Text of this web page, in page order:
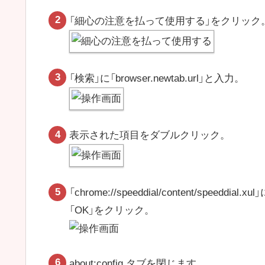
「細心の注意を払って使用する」をクリック。
「検索」に「browser.newtab.url」と入力。
表示された項目をダブルクリック。
「chrome://speeddial/content/speeddial.xul」
「OK」をクリック。